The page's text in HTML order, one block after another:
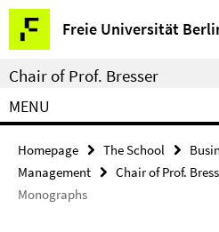
Springe
direkt
zu
Inhalt
Freie Universität
Service
Navigation
Chair of Prof. Bresser
MENU
Homepage The School
Management
Chair of Prof.
Monographs